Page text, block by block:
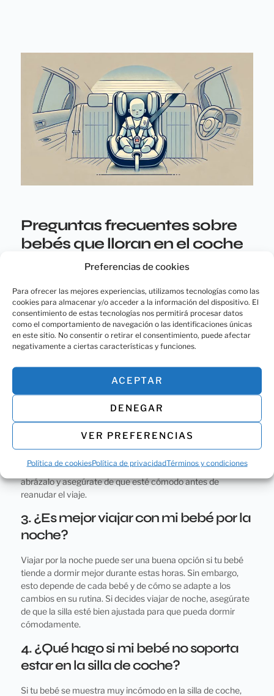
Preferencias de cookies
Para ofrecer las mejores experiencias, utilizamos tecnologías como las
cookies para almacenar y/o acceder a la información del dispositivo. El
consentimiento de estas tecnologías nos permitirá procesar datos
como el comportamiento de navegación o las identificaciones únicas
en este sitio. No consentir o retirar el consentimiento, puede afectar
negativamente a ciertas características y funciones.
ACEPTAR
DENEGAR
VER PREFERENCIAS
Política de cookiesPolítica de privacidadTérminos y condiciones
Preguntas frecuentes sobre
bebés que lloran en el coche
1. ¿Por qué mi bebé odia el coche?
Algunos bebés se sienten incómodos en la silla de coche
porque no pueden moverse libremente o porque no están
acostumbrados al entorno cerrado del vehículo. Otros
pueden sentirse aislados si no pueden verte mientras
viajan.
2. ¿Cómo puedo calmar a mi bebé si
empieza a llorar mientras
Lo más importante es mantener la calma y buscar un lugar
seguro para detenerte. Una vez que hayas parado, revisa si
simplemente busca consuelo. Háblale suavemente,
abrázalo y asegúrate de que esté cómodo antes de
reanudar el viaje.
3. ¿Es mejor viajar con mi bebé por la
noche?
Viajar por la noche puede ser una buena opción si tu bebé
tiende a dormir mejor durante estas horas. Sin embargo,
esto depende de cada bebé y de cómo se adapte a los
cambios en su rutina. Si decides viajar de noche, asegúrate
de que la silla esté bien ajustada para que pueda dormir
cómodamente.
4. ¿Qué hago si mi bebé no soporta
estar en la silla de coche?
Si tu bebé se muestra muy incómodo en la silla de coche,